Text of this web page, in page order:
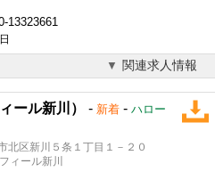
13323661
関連求人情報
ール新川） - 新着 - ハロー
区新川５条１丁目１－２０
ィール新川